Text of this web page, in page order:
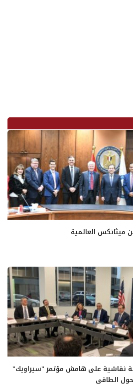
ميثانكس العالمية
نقاشية على هامش مؤتمر "سيراويك"
الطاقى